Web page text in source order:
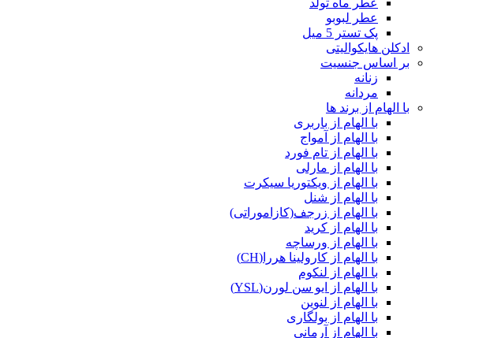
عطر ماه تولد
عطر لبوبو
پک تستر 5 میل
ادکلن هایکوالیتی
بر اساس جنسیت
زنانه
مردانه
با الهام از برند ها
با الهام از باربری
با الهام از آمواج
با الهام از تام فورد
با الهام از مارلی
با الهام از ویکتوریا سیکرت
با الهام از شنل
با الهام از زرجف(کازاموراتی)
با الهام از کرید
با الهام از ورساچه
با الهام از کارولینا هررا(CH)
با الهام از لنکوم
با الهام از ایو سن لورن(YSL)
با الهام از لنوین
با الهام از بولگاری
با الهام از آرمانی